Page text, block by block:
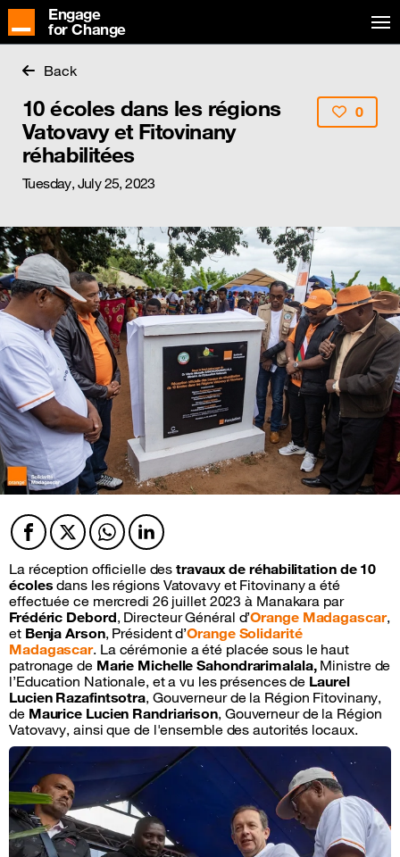
Engage
for Change
Back
10 écoles dans les régions
Vatovavy et Fitovinany
réhabilitées
Tuesday, July 25, 2023
0
Facebook
TwitterTwitterTwitter
La réception officielle des travaux de réhabilitation de 10
écoles dans les régions Vatovavy et Fitovinany a été
effectuée ce mercredi 26 juillet 2023 à Manakara par
Frédéric Debord, Directeur Général d’Orange Madagascar,
et Benja Arson, Président d’Orange Solidarité
Madagascar. La cérémonie a été placée sous le haut
patronage de Marie Michelle Sahondrarimalala,Ministre de
l’Education Nationale, et a vu les présences de Laurel
Lucien Razafintsotra, Gouverneur de la Région Fitovinany,
de Maurice Lucien Randriarison, Gouverneur de la Région
Vatovavy, ainsi que de l'ensemble des autorités locaux.